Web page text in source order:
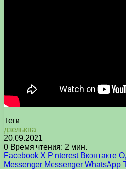
Теги
дзельква
20.09.2021
0 Время чтения: 2 мин.
Facebook X Pinterest Вконтакте
Messenger Messenger WhatsApp